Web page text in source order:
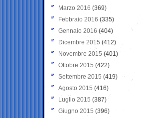
Marzo 2016 (369)
Febbraio 2016 (335)
Gennaio 2016 (404)
Dicembre 2015 (412)
Novembre 2015 (401)
Ottobre 2015 (422)
Settembre 2015 (419)
Agosto 2015 (416)
Luglio 2015 (387)
Giugno 2015 (396)